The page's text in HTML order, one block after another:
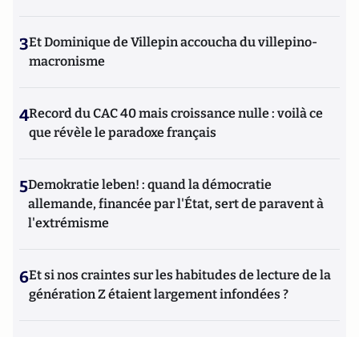
3Et Dominique de Villepin accoucha du villepino-
macronisme
4Record du CAC 40 mais croissance nulle : voilà ce
que révèle le paradoxe français
5Demokratie leben! : quand la démocratie
allemande, financée par l'État, sert de paravent à
l'extrémisme
6Et si nos craintes sur les habitudes de lecture de la
génération Z étaient largement infondées ?